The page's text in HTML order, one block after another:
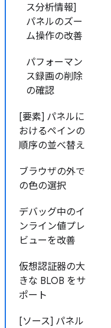
ス分析情報]
パネルのズー
ム操作の改善
パフォーマン
ス録画の削除
の確認
[要素] パネルに
おけるペインの
順序の並べ替え
ブラウザの外で
の色の選択
デバッグ中のイ
ンライン値プレ
ビューを改善
仮想認証器の大
きな BLOB をサ
ポート
[ソース] パネル